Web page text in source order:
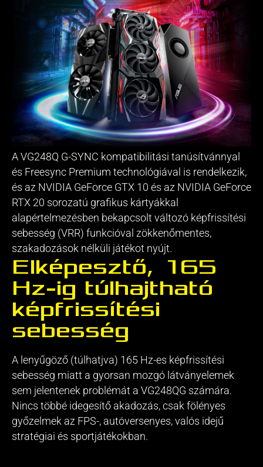
A VG248Q G-SYNC kompatibilitási tanúsítvánnyal
és Freesync Premium technológiával is rendelkezik,
és az NVIDIA GeForce GTX 10 és az NVIDIA GeForce
RTX 20 sorozatú grafikus kártyákkal
alapértelmezésben bekapcsolt változó képfrissítési
sebesség (VRR) funkcióval zökkenőmentes,
szakadozások nélküli játékot nyújt.
Elképesztő, 165
Hz-ig túlhajtható
képfrissítési
sebesség
A lenyűgöző (túlhatjva) 165 Hz-es képfrissítési
sebesség miatt a gyorsan mozgó látványelemek
sem jelentenek problémát a VG248QG számára.
Nincs többé idegesítő akadozás, csak fölényes
győzelmek az FPS-, autóversenyes, valós idejű
stratégiai és sportjátékokban.